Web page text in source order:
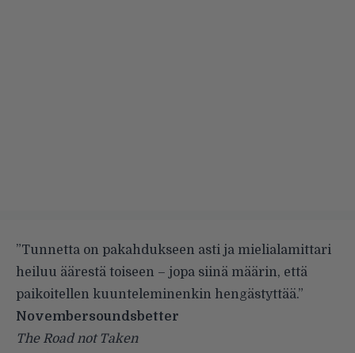
”Tunnetta on pakahdukseen asti ja mielialamittari
heiluu äärestä toiseen – jopa siinä määrin, että
paikoitellen kuunteleminenkin hengästyttää.”
Novembersoundsbetter
The Road not Taken